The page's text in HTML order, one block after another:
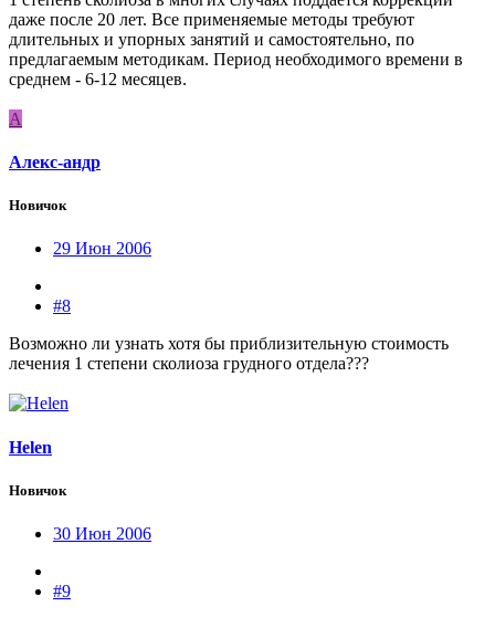
даже после 20 лет. Все применяемые методы требуют
длительных и упорных занятий и самостоятельно, по
предлагаемым методикам. Период необходимого времени в
среднем - 6-12 месяцев.
А
Алекс-андр
Новичок
29 Июн 2006
#8
Возможно ли узнать хотя бы приблизительную стоимость
лечения 1 степени сколиоза грудного отдела???
Helen
Новичок
30 Июн 2006
#9